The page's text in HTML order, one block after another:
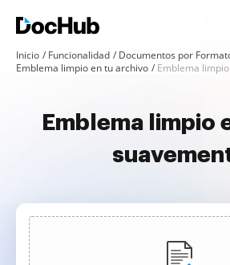
Inicio Funcionalidad
Documentos por
Emblema limpio en tu archivo
Emblema
Emblema limpio